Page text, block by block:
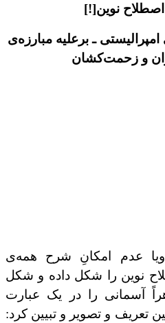
نوین[!]
ـ برعلیه مبارزه‌ی
و زحمت‌کشان
عدم امکانِ شرح همه‌ی
نوین را شکل داده و شکل
آسمانی را در یک عبارت
تعریف و تصویر و تبیین کرد: